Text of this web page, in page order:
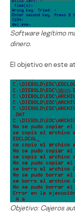
Software legítimo
dinero.
El objetivo en este
Objetivo: Cajeros